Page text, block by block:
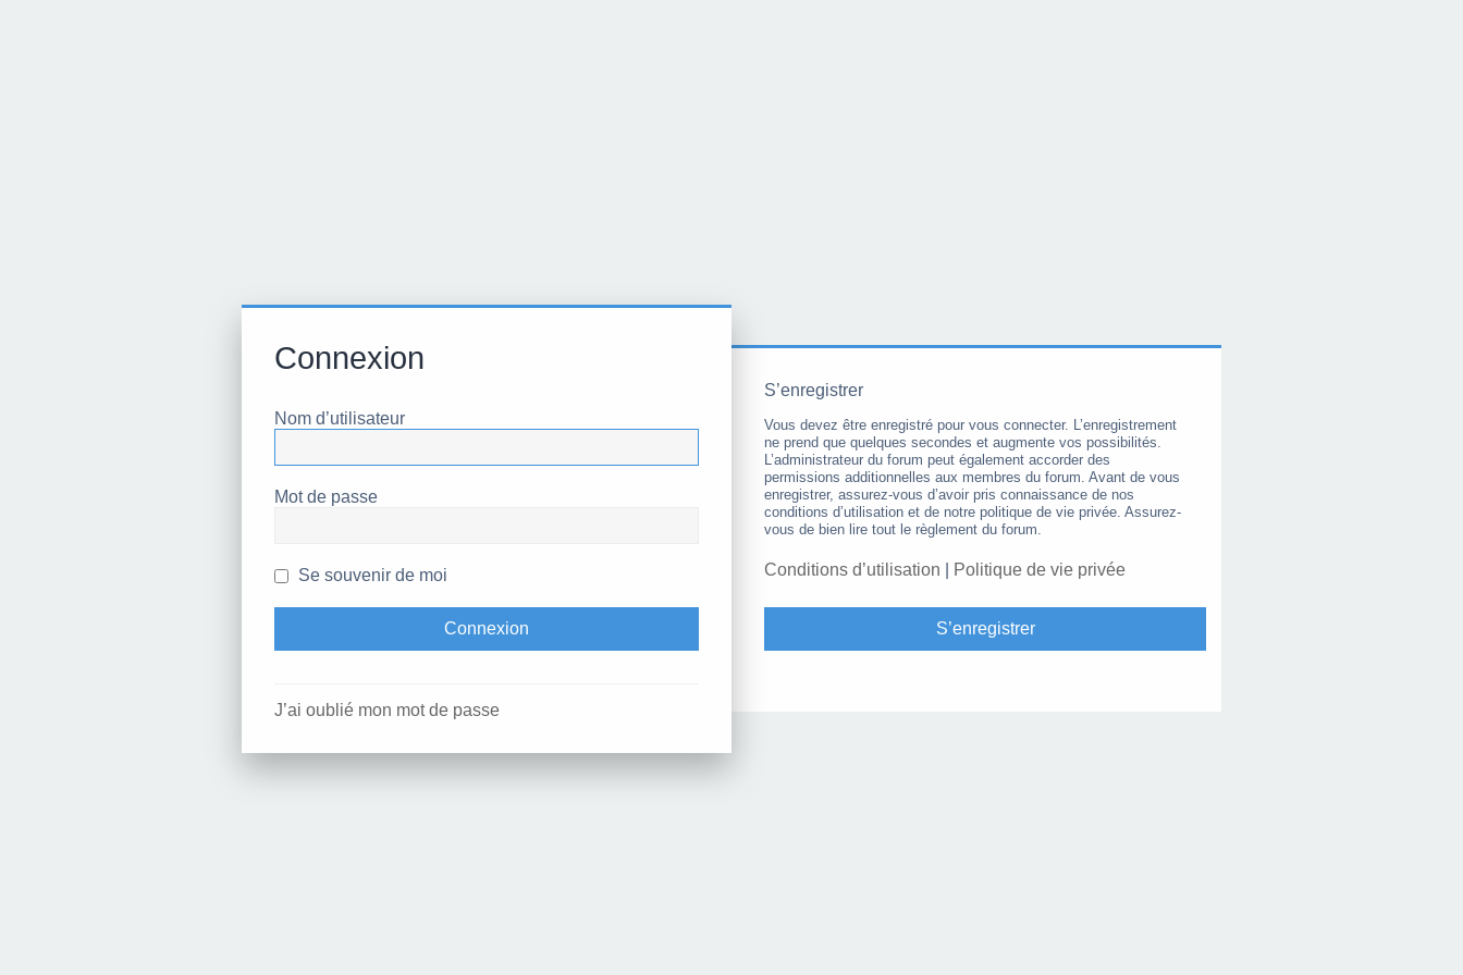
Connexion
Nom d’utilisateur
Mot de passe
Se souvenir de moi
J’ai oublié mon mot de passe
S’enregistrer
Vous devez être enregistré pour vous connecter. L’enregistrement
ne prend que quelques secondes et augmente vos possibilités.
L’administrateur du forum peut également accorder des
permissions additionnelles aux membres du forum. Avant de vous
enregistrer, assurez-vous d’avoir pris connaissance de nos
conditions d’utilisation et de notre politique de vie privée. Assurez-
vous de bien lire tout le règlement du forum.
Conditions d’utilisation Politique de vie privée
S’enregistrer